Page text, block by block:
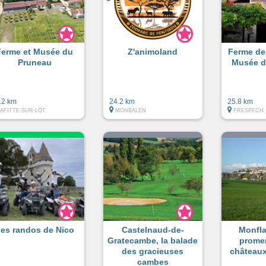
et Musée du
Pruneau
km
SUR-LOT
Z'animoland
24.2 km
MONBALEN
Ferme
Musée
25.8 km
FRESPECH
randos de Nico
Castelnaud-de-
Gratecambe, la balade
des gracieuses
cambes